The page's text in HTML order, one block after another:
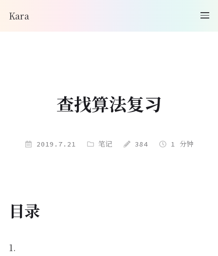
Kara
查找算法复习
2019.7.21 笔记 384 1 分钟
目录